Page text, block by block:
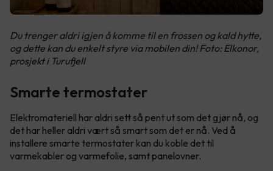
Du trenger aldri igjen å komme til en frossen og kald hytte,
og dette kan du enkelt styre via mobilen din! Foto: Elkonor,
prosjekt i Turufjell
Smarte termostater
Elektromateriell har aldri sett så pent ut som det gjør nå, og
det har heller aldri vært så smart som det er nå. Ved å
installere smarte termostater kan du koble det til
varmekabler og varmefolie, samt panelovner.